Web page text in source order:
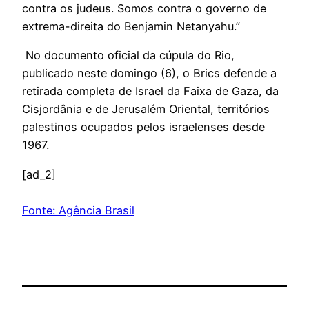
contra os judeus. Somos contra o governo de
extrema-direita do Benjamin Netanyahu.”
No documento oficial da cúpula do Rio,
publicado neste domingo (6), o Brics defende a
retirada completa de Israel da Faixa de Gaza, da
Cisjordânia e de Jerusalém Oriental, territórios
palestinos ocupados pelos israelenses desde
1967.
[ad_2]
Fonte: Agência Brasil